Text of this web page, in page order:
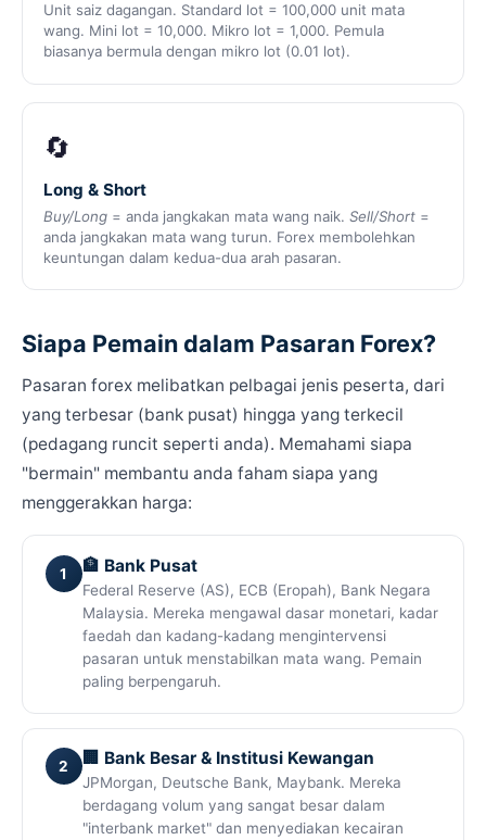
Unit saiz dagangan. Standard lot = 100,000 unit mata
wang. Mini lot = 10,000. Mikro lot = 1,000. Pemula
biasanya bermula dengan mikro lot (0.01 lot).
🔄
Long & Short
Buy/Long = anda jangkakan mata wang naik.Sell/Short =
anda jangkakan mata wang turun. Forex membolehkan
keuntungan dalam kedua-dua arah pasaran.
Siapa Pemain dalam Pasaran Forex?
Pasaran forex melibatkan pelbagai jenis peserta, dari
yang terbesar (bank pusat) hingga yang terkecil
(pedagang runcit seperti anda). Memahami siapa
"bermain" membantu anda faham siapa yang
menggerakkan harga:
1 🏦 Bank Pusat
Federal Reserve (AS), ECB (Eropah), Bank Negara
Malaysia. Mereka mengawal dasar monetari, kadar
faedah dan kadang-kadang mengintervensi
pasaran untuk menstabilkan mata wang. Pemain
paling berpengaruh.
2 🏢 Bank Besar & Institusi Kewangan
JPMorgan, Deutsche Bank, Maybank. Mereka
berdagang volum yang sangat besar dalam
"interbank market" dan menyediakan kecairan